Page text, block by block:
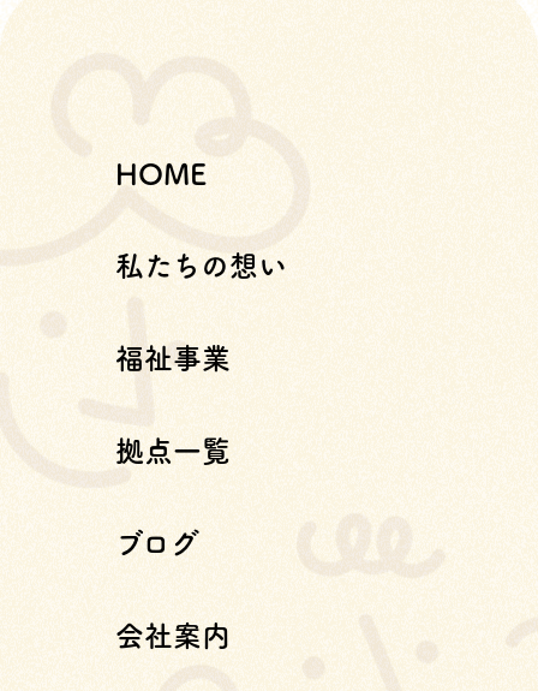
HOME
私たちの想い
福祉事業
拠点一覧
ブログ
会社案内